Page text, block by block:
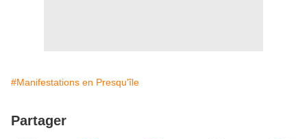
#Manifestations en Presqu'île
Partager